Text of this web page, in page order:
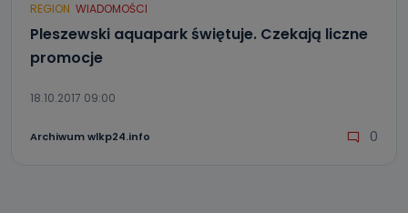
REGION WIADOMOŚCI
Pleszewski aquapark świętuje. Czekają liczne
promocje
18.10.2017 09:00
Archiwum wlkp24.info 0